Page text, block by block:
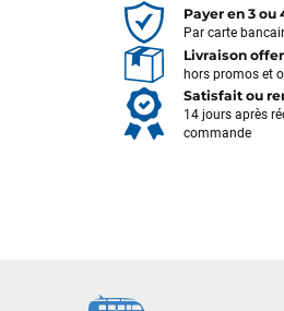
Payer en 3 ou
Par carte
Livraison
hors promos et
Satisfait ou
14 jours après
commande
avec moi les caractéristiques des